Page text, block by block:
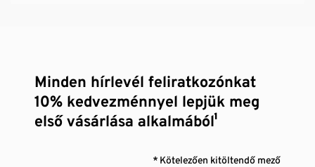
Minden hírlevél feliratkozónkat
10% kedvezménnyel lepjük meg
első vásárlása alkalmából¹
* Kötelezően kitöltendő mező